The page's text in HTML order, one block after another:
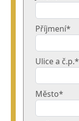
Příjmení*
Ulice a č.p.*
Město*